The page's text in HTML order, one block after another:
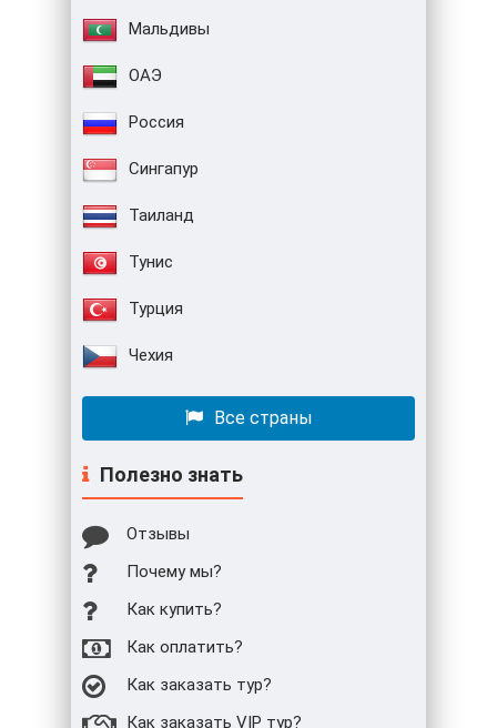
Мальдивы
ОАЭ
Россия
Сингапур
Таиланд
Тунис
Турция
Чехия
Все страны
Полезно знать
Отзывы
Почему мы?
Как купить?
Как оплатить?
Как заказать тур?
Как заказать VIP тур?